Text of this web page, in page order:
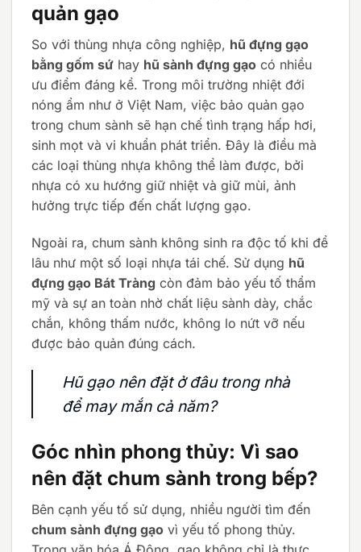
quản gạo
So với thùng nhựa công nghiệp, hũ đựng gạo
bằng gốm sứ hay hũ sành đựng gạo có nhiều
ưu điểm đáng kể. Trong môi trường nhiệt đới
nóng ẩm như ở Việt Nam, việc bảo quản gạo
trong chum sành sẽ hạn chế tình trạng hấp hơi,
sinh mọt và vi khuẩn phát triển. Đây là điều mà
các loại thùng nhựa không thể làm được, bởi
nhựa có xu hướng giữ nhiệt và giữ mùi, ảnh
hưởng trực tiếp đến chất lượng gạo.
Ngoài ra, chum sành không sinh ra độc tố khi để
lâu như một số loại nhựa tái chế. Sử dụng hũ
đựng gạo Bát Tràng còn đảm bảo yếu tố thẩm
mỹ và sự an toàn nhờ chất liệu sành dày, chắc
chắn, không thấm nước, không lo nứt vỡ nếu
được bảo quản đúng cách.
Hũ gạo nên đặt ở đâu trong nhà
để may mắn cả năm?
Góc nhìn phong thủy: Vì sao
nên đặt chum sành trong bếp?
Bên cạnh yếu tố sử dụng, nhiều người tìm đến
chum sành đựng gạo vì yếu tố phong thủy.